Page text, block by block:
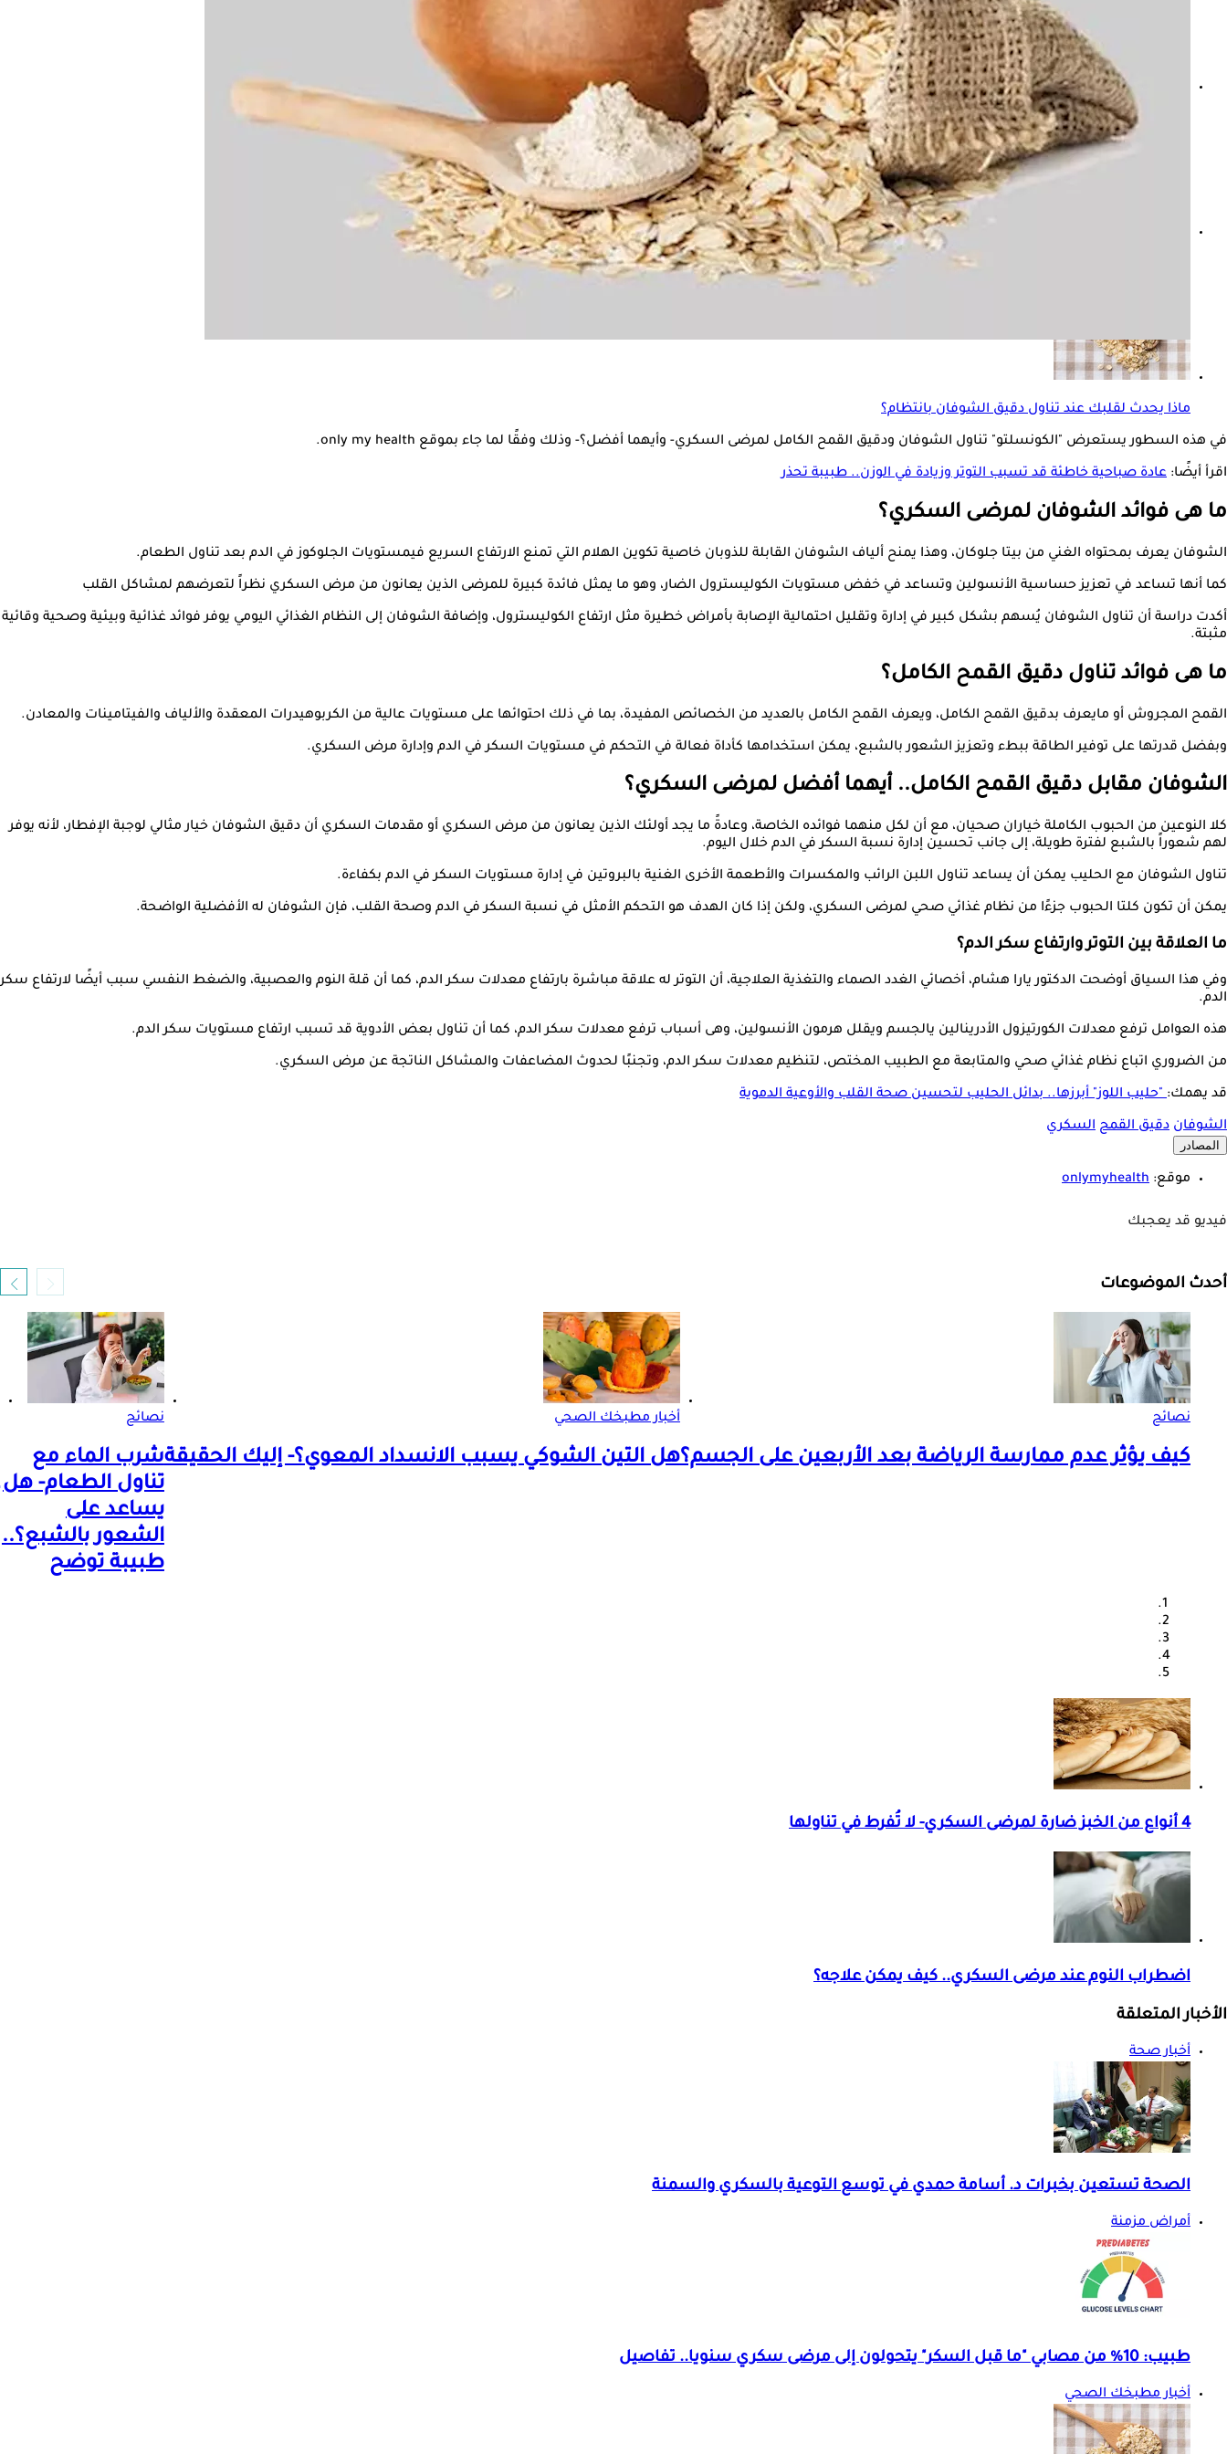
الصحة تستعين بخبرات د. أسامة حمدي في توسع التوعية بالسكري والسمنة
ماذا يحدث لقلبك عند تناول دقيق الشوفان بانتظام؟
في هذه السطور يستعرض "الكونسلتو" تناول الشوفان ودقيق القمح الكامل لمرضى السكري- وأيهما أفضل؟- وذلك وفقًا لما جاء بموقع only my health.
اقرأ أيضًا: عادة صباحية خاطئة قد تسبب التوتر وزيادة في الوزن.. طبيبة تحذر
ما هى فوائد الشوفان لمرضى السكري؟
الشوفان يعرف بمحتواه الغني من بيتا جلوكان، وهذا يمنح ألياف الشوفان القابلة للذوبان خاصية تكوين الهلام التي تمنع الارتفاع السريع فيمستويات الجلوكوز في الدم بعد تناول الطعام.
كما أنها تساعد في تعزيز حساسية الأنسولين وتساعد في خفض مستويات الكوليسترول الضار، وهو ما يمثل فائدة كبيرة للمرضى الذين يعانون من مرض السكري نظراً لتعرضهم لمشاكل القلب
أكدت دراسة أن تناول الشوفان يُسهم بشكل كبير في إدارة وتقليل احتمالية الإصابة بأمراض خطيرة مثل ارتفاع الكوليسترول، وإضافة الشوفان إلى النظام الغذائي اليومي يوفر فوائد غذائية وبيئية وصحية وقائية
مثبتة.
ما هى فوائد تناول دقيق القمح الكامل؟
القمح المجروش أو مايعرف بدقيق القمح الكامل، ويعرف القمح الكامل بالعديد من الخصائص المفيدة، بما في ذلك احتوائها على مستويات عالية من الكربوهيدرات المعقدة والألياف والفيتامينات والمعادن.
وبفضل قدرتها على توفير الطاقة ببطء وتعزيز الشعور بالشبع، يمكن استخدامها كأداة فعالة في التحكم في مستويات السكر في الدم وإدارة مرض السكري.
الشوفان مقابل دقيق القمح الكامل.. أيهما أفضل لمرضى السكري؟
كلا النوعين من الحبوب الكاملة خياران صحيان، مع أن لكل منهما فوائده الخاصة، وعادةً ما يجد أولئك الذين يعانون من مرض السكري أو مقدمات السكري أن دقيق الشوفان خيار مثالي لوجبة الإفطار، لأنه يوفر
لهم شعوراً بالشبع لفترة طويلة، إلى جانب تحسين إدارة نسبة السكر في الدم خلال اليوم.
تناول الشوفان مع الحليب يمكن أن يساعد تناول اللبن الرائب والمكسرات والأطعمة الأخرى الغنية بالبروتين في إدارة مستويات السكر في الدم بكفاءة.
يمكن أن تكون كلتا الحبوب جزءًا من نظام غذائي صحي لمرضى السكري، ولكن إذا كان الهدف هو التحكم الأمثل في نسبة السكر في الدم وصحة القلب، فإن الشوفان له الأفضلية الواضحة.
ما العلاقة بين التوتر وارتفاع سكر الدم؟
وفي هذا السياق أوضحت الدكتور يارا هشام، أخصائي الغدد الصماء والتغذية العلاجية، أن التوتر له علاقة مباشرة بارتفاع معدلات سكر الدم، كما أن قلة النوم والعصبية، والضغط النفسي سبب أيضًا لارتفاع سكر
الدم.
هذه العوامل ترفع معدلات الكورتيزول الأدرينالين يالجسم ويقلل هرمون الأنسولين، وهى أسباب ترفع معدلات سكر الدم، كما أن تناول بعض الأدوية قد تسبب ارتفاع مستويات سكر الدم.
من الضروري اتباع نظام غذائي صحي والمتابعة مع الطبيب المختص، لتنظيم معدلات سكر الدم، وتجنبًا لحدوث المضاعفات والمشاكل الناتجة عن مرض السكري.
قد يهمك:"حليب اللوز" أبرزها.. بدائل الحليب لتحسين صحة القلب والأوعية الدموية
الشوفان دقيق القمح السكري
المصادر
موقع: onlymyhealth
فيديو قد يعجبك
أحدث الموضوعات
نصائح
كيف يؤثر عدم ممارسة الرياضة بعد الأربعين على الجسم؟
أخبار مطبخك الصحي
هل التين الشوكي يسبب الانسداد المعوي؟- إليك الحقيقة
نصائح
شرب الماء مع
تناول الطعام- هل
يساعد على
الشعور بالشبع؟..
طبيبة توضح
4 أنواع من الخبز ضارة لمرضى السكري- لا تُفرط في تناولها
اضطراب النوم عند مرضى السكري.. كيف يمكن علاجه؟
الأخبار المتعلقة
أخبار صحة
الصحة تستعين بخبرات د. أسامة حمدي في توسع التوعية بالسكري والسمنة
أمراض مزمنة
طبيب: 10% من مصابي "ما قبل السكر" يتحولون إلى مرضى سكري سنويا.. تفاصيل
أخبار مطبخك الصحي